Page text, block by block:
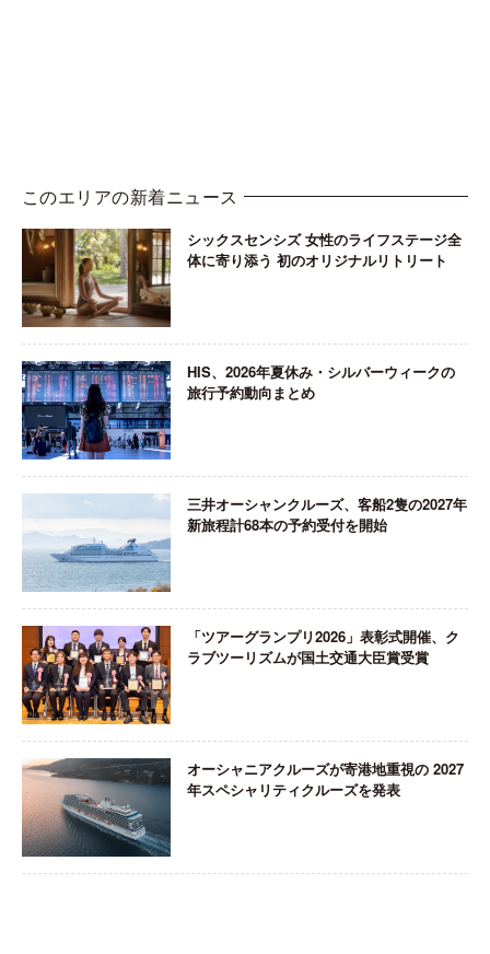
このエリアの新着ニュース
シックスセンシズ 女性のライフステージ全
体に寄り添う 初のオリジナルリトリート
HIS、2026年夏休み・シルバーウィークの
旅行予約動向まとめ
三井オーシャンクルーズ、客船2隻の2027年
新旅程計68本の予約受付を開始
「ツアーグランプリ2026」表彰式開催、ク
ラブツーリズムが国土交通大臣賞受賞
オーシャニアクルーズが寄港地重視の 2027
年スペシャリティクルーズを発表